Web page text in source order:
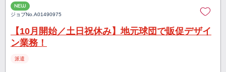
NEW
ジョブNo.A01490975
【10月開始／土日祝休み】地元球団で販促デザイ
ン業務！
派遣